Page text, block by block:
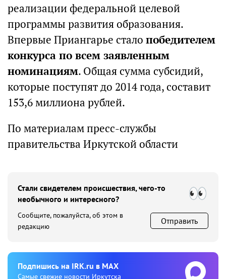
реализации федеральной целевой
программы развития образования.
Впервые Приангарье стало победителем
конкурса по всем заявленным
номинациям. Общая сумма субсидий,
которые поступят до 2014 года, составит
153,6 миллиона рублей.
По материалам пресс-службы
правительства Иркутской области
Стали свидетелем происшествия, чего-то
необычного и интересного?
Сообщите, пожалуйста, об этом в
редакцию
Отправить
Подпишиcь на IRK.ru в MAX
Cамые свежие новости Иркутска